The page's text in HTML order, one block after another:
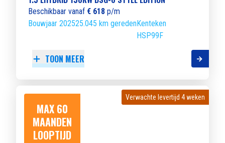
Beschikbaar vanaf € 618 p/m
Bouwjaar 202525.045 km geredenKenteken
HSP99F
TOON MEER
MAX 60
MAANDEN
LOOPTIJD
Verwachte levertijd 4 weken
Verwachte levertijd 4 weken